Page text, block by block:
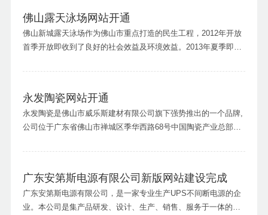
佛山露天泳场网站开通
佛山新城露天泳场作为佛山市重点打造的民生工程，2012年开放
首季开放即收到了良好的社会效益及环境效益。2013年夏季即将
泳场网站链接：http://www.fsltyc.com
永发陶瓷网站开通
永发陶瓷是佛山市威乐斯建材有限公司旗下强势推出的一个品牌,
公司位于广东省佛山市禅城区季华西路68号中国陶瓷产业总部基
企业之一。永发陶瓷网站链接：http://www.yongfaceramics.com
广东安第斯电源有限公司新版网站建设完成
广东安第斯电源有限公司，是一家专业生产UPS不间断电源的企
业。本公司是集产品研发、设计、生产、销售、服务于一体的高